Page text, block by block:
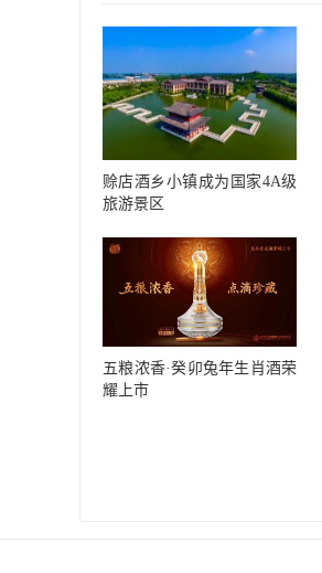
赊店酒乡小镇成为国家4A级
旅游景区
五粮浓香·癸卯兔年生肖酒荣
耀上市